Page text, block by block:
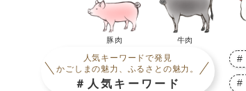
豚肉 牛肉
人気キーワードで発見
かごしまの魅力、ふるさとの魅力。
＃人気キーワード